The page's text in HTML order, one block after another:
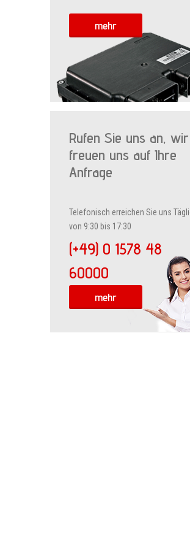
mehr
Rufen Sie uns an, wir
freuen uns auf Ihre
Anfrage
Telefonisch erreichen Sie uns
von 9:30 bis 17:30
(+49) 0 1578 48
60000
mehr